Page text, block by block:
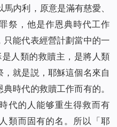
内利，原意是滿有慈愛、
祭，他是作恩典時代工作
能代表經營計劃當中的一
人類的救贖主，是將人類
就是説，耶穌這個名來自
時代的救贖工作而有的。
代的人能够重生得救而有
類而固有的名。所以「耶